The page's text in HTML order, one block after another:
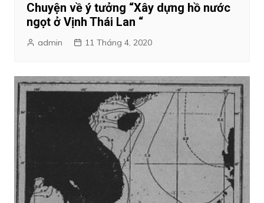
Chuyện về ý tưởng “Xây dựng hồ nước
ngọt ở Vịnh Thái Lan “
admin 11 Tháng 4, 2020